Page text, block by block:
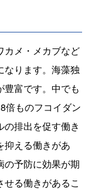
カメ・メカブなど
なります。海藻独
富です。中でも
倍ものフコイダン
排出を促す働き
抑える働きがあ
の予防に効果が期
る働きがあるこ